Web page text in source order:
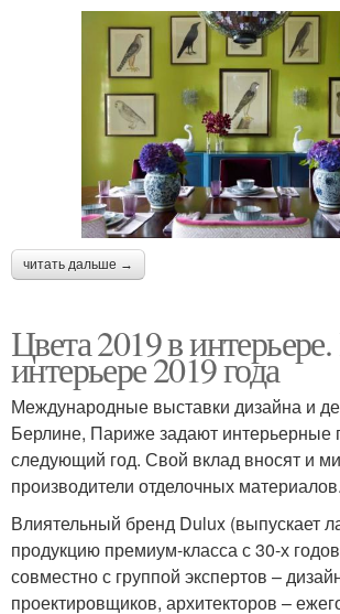
читать дальше →
Цвета 2019 в
интерьере 2019 года
Международные выставки дизайна и
Берлине, Париже задают интерьерные
следующий год. Свой вклад вносят и
производители отделочных материалов.
Влиятельный бренд Dulux (выпускает
продукцию премиум-класса с 30-х
совместно с группой экспертов –
проектировщиков, архитекторов –